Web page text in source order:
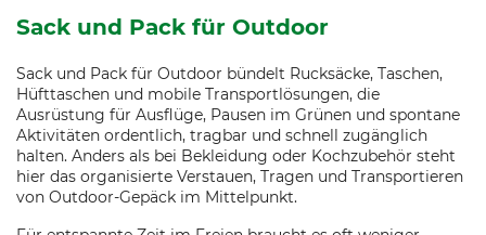
Sack und Pack für Outdoor
Sack und Pack für Outdoor bündelt Rucksäcke, Taschen,
Hüfttaschen und mobile Transportlösungen, die
Ausrüstung für Ausflüge, Pausen im Grünen und spontane
Aktivitäten ordentlich, tragbar und schnell zugänglich
halten. Anders als bei Bekleidung oder Kochzubehör steht
hier das organisierte Verstauen, Tragen und Transportieren
von Outdoor-Gepäck im Mittelpunkt.